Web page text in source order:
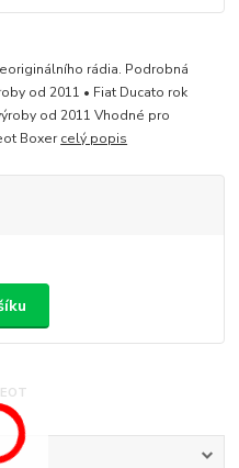
rádia. Podrobná
od 2011 • Fiat Ducato rok
od 2011 Vhodné pro
Boxercelý popis